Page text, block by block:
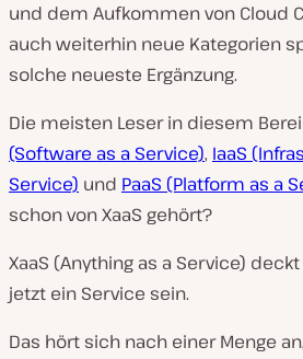
und dem Aufkommen von Cloud
auch weiterhin neue Kategorien
solche neueste Ergänzung.
Die meisten Leser in diesem
(Software as a Service), IaaS
Service) und PaaS (Platform as a
schon von XaaS gehört?
XaaS (Anything as a Service)
jetzt ein Service sein.
Das hört sich nach einer Menge